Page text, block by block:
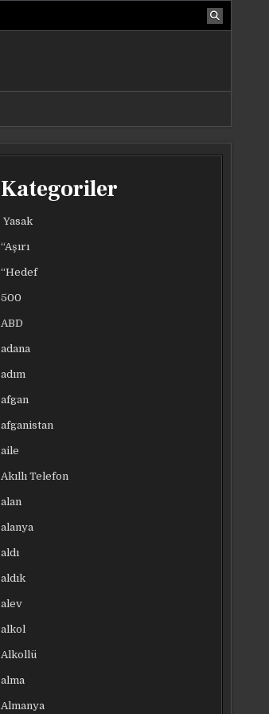
Kategoriler
Yasak
“Aşırı
“Hedef
500
ABD
adana
adım
afgan
afganistan
aile
Akıllı Telefon
alan
alanya
aldı
aldık
alev
alkol
Alkollü
alma
Almanya